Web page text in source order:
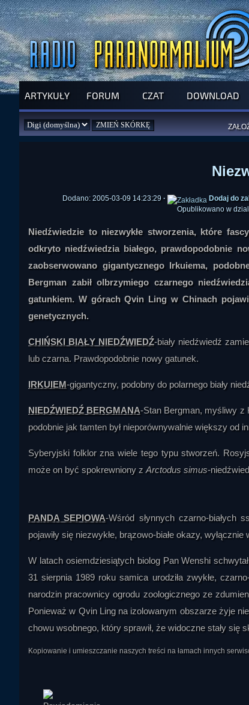
ARTYKUŁY FORUM CZAT DOWNLOAD
JUŻ
Dodano: 2005-03-09 14:23:29 · Dodaj do
Opublikowano w
Niedźwiedzie to niezwykłe stworzenia, które
odkryto niedźwiedzia białego, prawdopodobnie
zaobserwowano gigantycznego Irkuiema,
Bergman zabił olbrzymiego czarnego
gatunkiem. W górach Qvin Ling w Chinach
genetycznych.
CHIŃSKI BIAŁY NIEDŹWIEDŹ-biały niedźwiedź
lub czarna. Prawdopodobnie nowy gatunek.
IRKUIEM-gigantyczny, podobny do polarnego biały
NIEDŹWIEDŹ BERGMANA-Stan Bergman, myśliwy z
podobnie jak tamten był nieporównywalnie większy od
Syberyjski folklor zna wiele tego typu stworzeń.
może on być spokrewniony z Arctodus simus-
PANDA SEPIOWA-Wśród słynnych czarno-białych
pojawiły się niezwykłe, brązowo-białe okazy,
W latach osiemdziesiątych biolog Pan Wenshi
31 sierpnia 1989 roku samica urodziła zwykłe,
narodzin pracownicy ogrodu zoologicznego ze
Ponieważ w Qvin Ling na izolowanym obszarze żyje
chowu wsobnego, który sprawił, że widoczne stały się
Kopiowanie i umieszczanie naszych treści na łamach innych